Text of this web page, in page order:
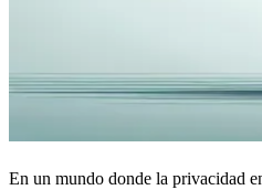
En un mundo donde la privacidad